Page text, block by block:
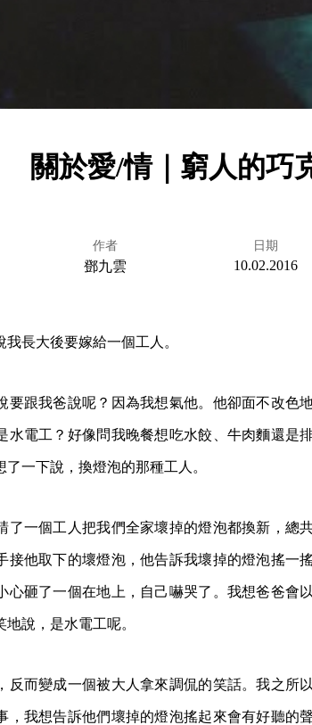
關於愛/情｜窮人的巧
作者
鄧九雲
日期
10.02.2016
長大後要嫁給一個工人。
要跟我爸說呢？因為我想氣他。他卻面不改色
水電工？好像問我晚餐想吃水餃、牛肉麵還是
一下說，換燈泡的那種工人。
了一個工人把我們全家壞掉的燈泡都換新，總
接他取下的壞燈泡，他告訴我壞掉的燈泡搖一
心砸了一個在地上，自己嚇哭了。我想爸爸會
說，是水電工呢。
反而變成一個被大人拿來調侃的笑話。我之所
，我想告訴他們壞掉的燈泡搖起來會有好聽的